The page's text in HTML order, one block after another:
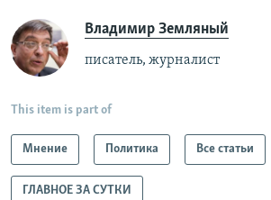
Владимир Земляный
писатель, журналист
This item is part of
Мнение Политика Все статьи
ГЛАВНОЕ ЗА СУТКИ